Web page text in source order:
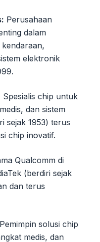
Perusahaan
dalam
elektronik
Spesialis chip untuk
dan sistem
sejak 1953) terus
chip inovatif.
Qualcomm di
(berdiri sejak
dan terus
Pemimpin solusi chip
medis, dan